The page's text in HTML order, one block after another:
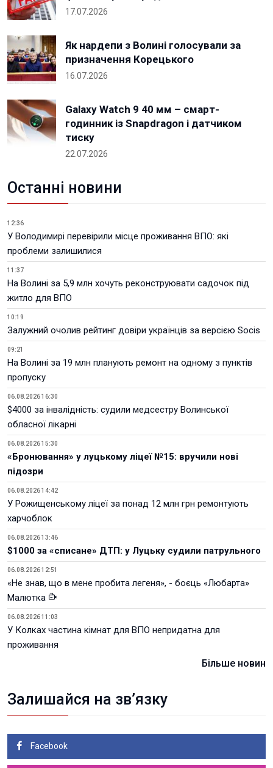
17.07.2026
Як нардепи з Волині голосували за
призначення Корецького
16.07.2026
Galaxy Watch 9 40 мм – смарт-
годинник із Snapdragon і датчиком
тиску
22.07.2026
Останні новини
12:36
У Володимирі перевірили місце проживання ВПО: які
проблеми залишилися
11:37
На Волині за 5,9 млн хочуть реконструювати садочок під
житло для ВПО
10:19
Залужний очолив рейтинг довіри українців за версією Socis
09:21
На Волині за 19 млн планують ремонт на одному з пунктів
пропуску
06.08.2026 16:30
$4000 за інвалідність: судили медсестру Волинської
обласної лікарні
06.08.2026 15:30
«Бронювання» у луцькому ліцеї №15: вручили нові
підозри
06.08.2026 14:42
У Рожищенському ліцеї за понад 12 млн грн ремонтують
харчоблок
06.08.2026 13:46
$1000 за «списане» ДТП: у Луцьку судили патрульного
06.08.2026 12:51
«Не знав, що в мене пробита легеня», - боєць «Любарта»
Малютка
06.08.2026 11:03
У Колках частина кімнат для ВПО непридатна для
проживання
Більше новин
Залишайся на зв’язку
Facebook